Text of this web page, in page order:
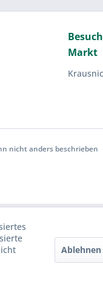
Markt
nicht anders beschrieben
Ablehnen